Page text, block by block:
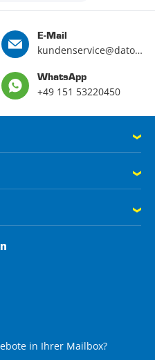
E-Mail
kundenservice@datona.de
WhatsApp
+49 151 53220450
in Ihrer Mailbox?